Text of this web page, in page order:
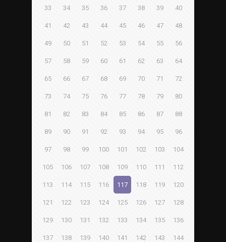
33 34 35 36 37 38 39 40
41 42 43 44 45 46 47 48
49 50 51 52 53 54 55 56
57 58 59 60 61 62 63 64
65 66 67 68 69 70 71 72
73 74 75 76 77 78 79 80
81 82 83 84 85 86 87 88
89 90 91 92 93 94 95 96
97 98 99 100 101 102 103 104
105 106 107 108 109 110 111 112
113 114 115 116 117 118 119 120
121 122 123 124 125 126 127 128
129 130 131 132 133 134 135 136
137 138 139 140 141 142 143 144